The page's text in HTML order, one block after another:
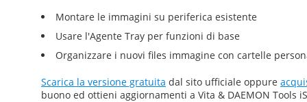
Montare le immagini su periferica esistente
Usare l'Agente Tray per funzioni di base
Organizzare i nuovi files immagine con cartelle
Scarica la versione gratuita dal sito ufficiale oppure
buono ed ottieni aggiornamenti a Vita & DAEMON Tools